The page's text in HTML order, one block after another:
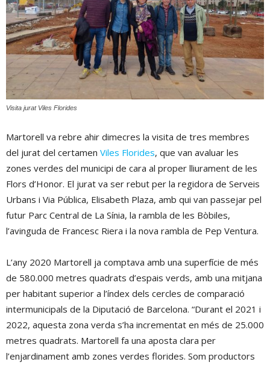
Visita jurat Viles Florides
Martorell va rebre ahir dimecres la visita de tres membres
del jurat del certamen Viles Florides, que van avaluar les
zones verdes del municipi de cara al proper lliurament de les
Flors d’Honor. El jurat va ser rebut per la regidora de Serveis
Urbans i Via Pública, Elisabeth Plaza, amb qui van passejar pel
futur Parc Central de La Sínia, la rambla de les Bòbiles,
l’avinguda de Francesc Riera i la nova rambla de Pep Ventura.
L’any 2020 Martorell ja comptava amb una superfície de més
de 580.000 metres quadrats d’espais verds, amb una mitjana
per habitant superior a l’índex dels cercles de comparació
intermunicipals de la Diputació de Barcelona. “Durant el 2021 i
2022, aquesta zona verda s’ha incrementat en més de 25.000
metres quadrats. Martorell fa una aposta clara per
l’enjardinament amb zones verdes florides. Som productors